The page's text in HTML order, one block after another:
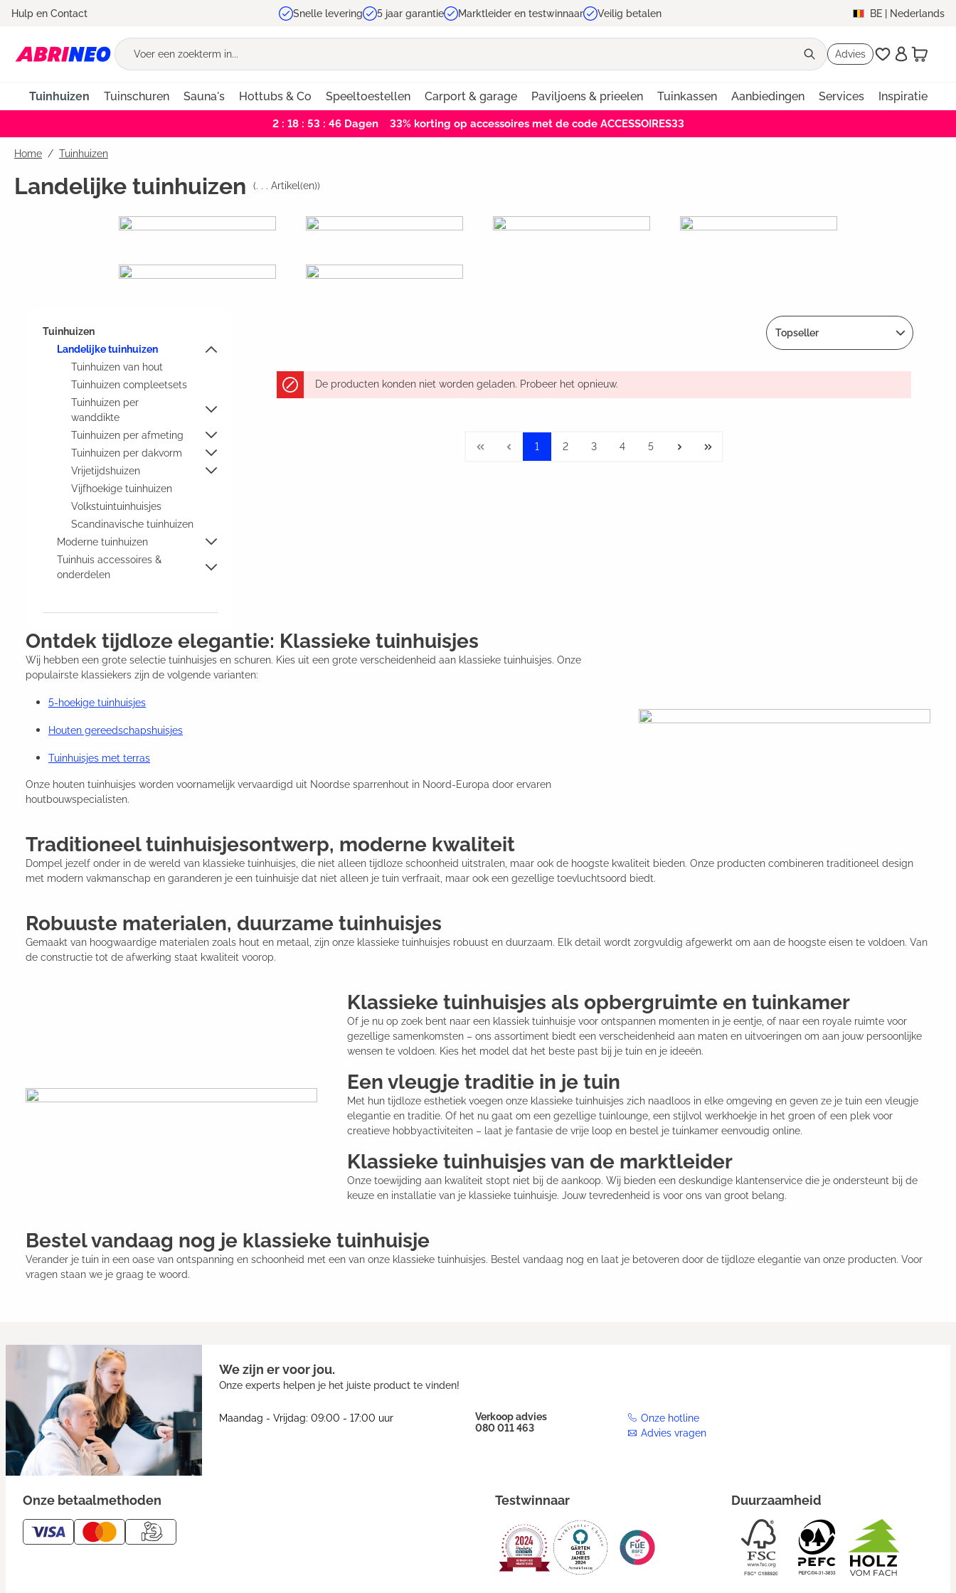
Ga naar de hoofdnavigatie
Hulp en Contact Snelle levering 5 jaar garantie Marktleider en testwinnaar Veilig betalen BE | Nederlands
Advies
Tuinhuizen Tuinschuren Sauna's Hottubs & Co Speeltoestellen Carport & garage Paviljoens & prieelen Tuinkassen Aanbiedingen Services Inspiratie
2 : 18 : 53 : 45Dagen 33% korting op accessoires met de code ACCESSOIRES33
Home Tuinhuizen
Landelijke tuinhuizen (. . . Artikel(en))
Tuinhuizen
Landelijke tuinhuizen
Tuinhuizen van hout
Tuinhuizen compleetsets
Tuinhuizen per
wanddikte
Tuinhuizen per afmeting
Tuinhuizen per dakvorm
Vrijetijdshuizen
Vijfhoekige tuinhuizen
Volkstuintuinhuisjes
Scandinavische tuinhuizen
Moderne tuinhuizen
Tuinhuis accessoires &
onderdelen
Topseller
De producten konden niet worden geladen. Probeer het opnieuw.
1 2 3 4 5
Ontdek tijdloze elegantie: Klassieke tuinhuisjes
Wij hebben een grote selectie tuinhuisjes en schuren. Kies uit een grote verscheidenheid aan klassieke tuinhuisjes. Onze
populairste klassiekers zijn de volgende varianten:
5-hoekige tuinhuisjes
Houten gereedschapshuisjes
Tuinhuisjes met terras
Onze houten tuinhuisjes worden voornamelijk vervaardigd uit Noordse sparrenhout in Noord-Europa door ervaren
houtbouwspecialisten.
Traditioneel tuinhuisjesontwerp, moderne kwaliteit
Dompel jezelf onder in de wereld van klassieke tuinhuisjes, die niet alleen tijdloze schoonheid uitstralen, maar ook de hoogste kwaliteit bieden. Onze producten combineren traditioneel design
met modern vakmanschap en garanderen je een tuinhuisje dat niet alleen je tuin verfraait, maar ook een gezellige toevluchtsoord biedt.
Robuuste materialen, duurzame tuinhuisjes
Gemaakt van hoogwaardige materialen zoals hout en metaal, zijn onze klassieke tuinhuisjes robuust en duurzaam. Elk detail wordt zorgvuldig afgewerkt om aan de hoogste eisen te voldoen. Van
de constructie tot de afwerking staat kwaliteit voorop.
Klassieke tuinhuisjes als opbergruimte en tuinkamer
Of je nu op zoek bent naar een klassiek tuinhuisje voor ontspannen momenten in je eentje, of naar een royale ruimte voor
gezellige samenkomsten – ons assortiment biedt een verscheidenheid aan maten en uitvoeringen om aan jouw persoonlijke
wensen te voldoen. Kies het model dat het beste past bij je tuin en je ideeën.
Een vleugje traditie in je tuin
Met hun tijdloze esthetiek voegen onze klassieke tuinhuisjes zich naadloos in elke omgeving en geven ze je tuin een vleugje
elegantie en traditie. Of het nu gaat om een gezellige tuinlounge, een stijlvol werkhoekje in het groen of een plek voor
creatieve hobbyactiviteiten – laat je fantasie de vrije loop en bestel je tuinkamer eenvoudig online.
Klassieke tuinhuisjes van de marktleider
Onze toewijding aan kwaliteit stopt niet bij de aankoop. Wij bieden een deskundige klantenservice die je ondersteunt bij de
keuze en installatie van je klassieke tuinhuisje. Jouw tevredenheid is voor ons van groot belang.
Bestel vandaag nog je klassieke tuinhuisje
Verander je tuin in een oase van ontspanning en schoonheid met een van onze klassieke tuinhuisjes. Bestel vandaag nog en laat je betoveren door de tijdloze elegantie van onze producten. Voor
vragen staan we je graag te woord.
We zijn er voor jou.
Onze experts helpen je het juiste product te vinden!
Maandag - Vrijdag: 09:00 - 17:00 uur
Verkoop advies
080 011 463
Onze hotline
Advies vragen
Onze betaalmethoden Testwinnaar Duurzaamheid